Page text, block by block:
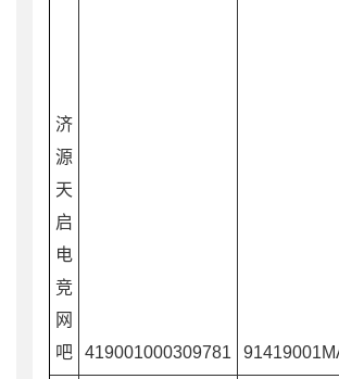
济
源
天
启
电
竞
网
吧
419001000309781